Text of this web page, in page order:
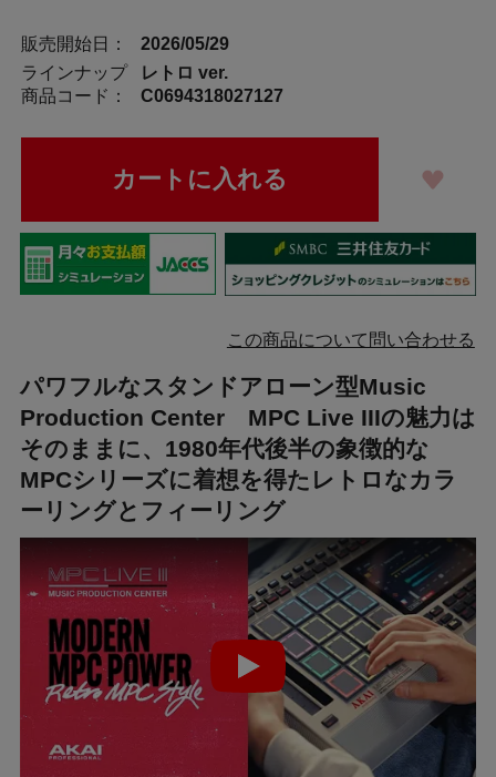
販売開始日：
2026/05/29
ラインナップ
レトロ ver.
商品コード：
C0694318027127
この商品について問い合わせる
パワフルなスタンドアローン型Music
Production Center MPC Live IIIの魅力は
そのままに、1980年代後半の象徴的な
MPCシリーズに着想を得たレトロなカラ
ーリングとフィーリング